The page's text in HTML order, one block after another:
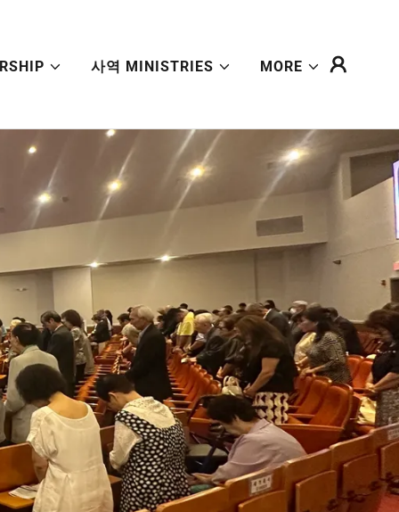
사역 MINISTRIES MORE